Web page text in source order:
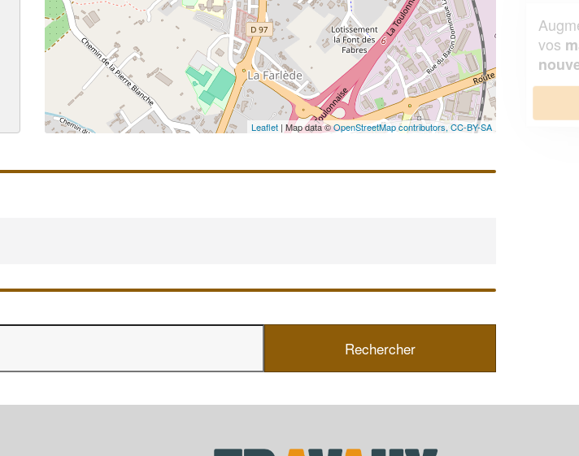
Leaflet | Map data ©OpenStreetMap contributors,CC-BY-SA
Augmentez votrechiffre d'affaireset
vosmargestout en gagnant de
nouveaux clients!
En savoir plus